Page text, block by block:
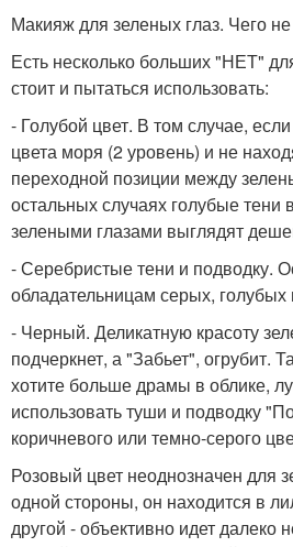
Макияж для зеленых глаз. Чего
Есть несколько больших "НЕТ"
стоит и пытаться использовать:
- Голубой цвет. В том случае,
цвета моря (2 уровень) и не
переходной позиции между
остальных случаях голубые тени
зелеными глазами выглядят
- Серебристые тени и подводку.
обладательницам серых, голубых
- Черный. Деликатную красоту
подчеркнет, а "Забьет", огрубит.
хотите больше драмы в облике,
использовать туши и подводку
коричневого или темно-серого
Розовый цвет неоднозначен для
одной стороны, он находится в
другой - объективно идет далеко